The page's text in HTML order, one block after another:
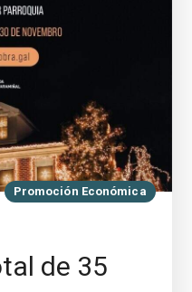
Promoción Económica
de 35